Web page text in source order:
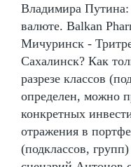
Владимира Путина:
валюте. Balkan
Мичуринск -
Сахалинск? Как
разрезе классов
определен, можно
конкретных
отражения в
(подклассов,